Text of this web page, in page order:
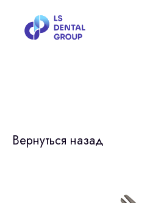
Вернуться назад